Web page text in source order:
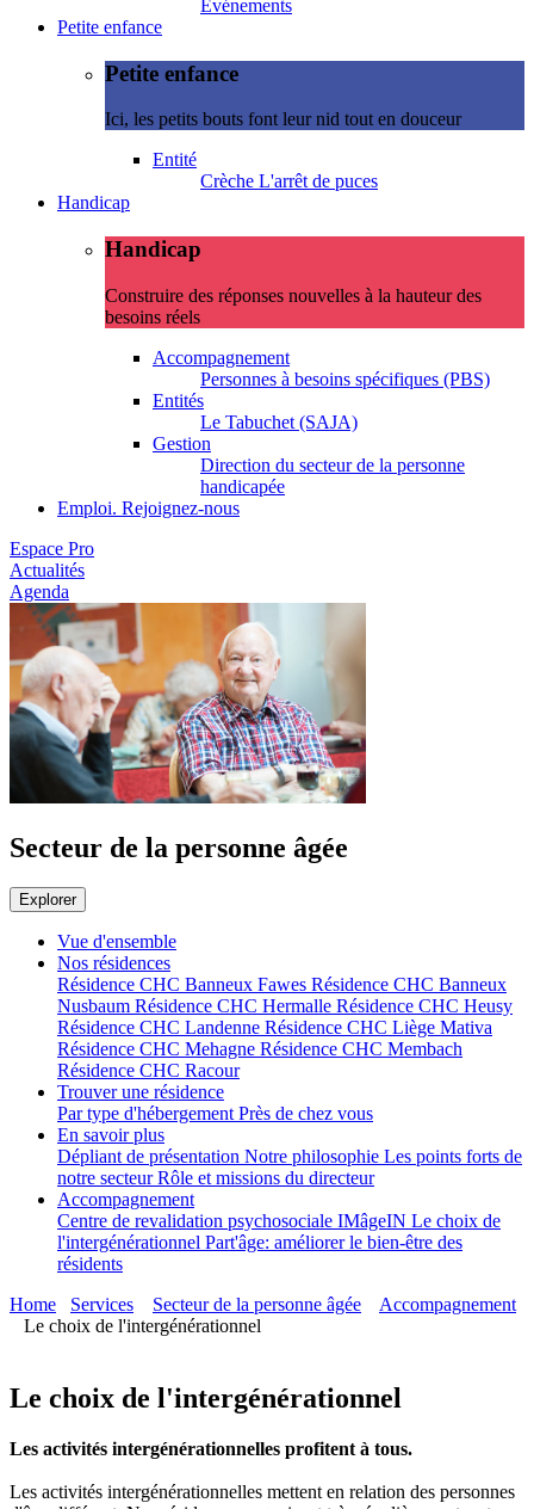
Evénements
Petite enfance
Petite enfance
Ici, les petits bouts font leur nid tout en douceur
Entité
Crèche L'arrêt de puces
Handicap
Handicap
Construire des réponses nouvelles à la hauteur des
besoins réels
Accompagnement
Personnes à besoins spécifiques (PBS)
Entités
Le Tabuchet (SAJA)
Gestion
Direction du secteur de la personne
handicapée
Emploi. Rejoignez-nous
Espace Pro
Actualités
Agenda
Secteur de la personne âgée
Explorer
Vue d'ensemble
Nos résidences
Résidence CHC Banneux Fawes Résidence CHC Banneux
Nusbaum Résidence CHC Hermalle Résidence CHC Heusy
Résidence CHC Landenne Résidence CHC Liège Mativa
Résidence CHC Mehagne Résidence CHC Membach
Résidence CHC Racour
Trouver une résidence
Par type d'hébergementPrès de chez vous
En savoir plus
Dépliant de présentation Notre philosophie Les points forts de
notre secteurRôle et missions du directeur
Accompagnement
Centre de revalidation psychosociale IMâgeIN Le choix de
l'intergénérationnel Part'âge: améliorer le bien-être des
résidents
Home
Services Secteur de la personne âgée
Accompagnement
Le choix de l'intergénérationnel
Le choix de l'intergénérationnel
Les activités intergénérationnelles profitent à tous.
Les activités intergénérationnelles mettent en relation des personnes